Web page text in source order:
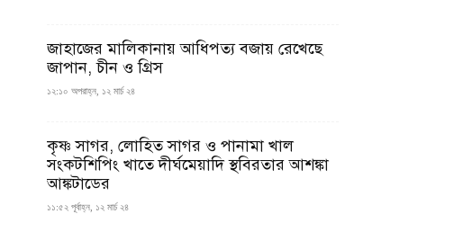
জাহাজের মালিকানায় আধিপত্য বজায় রেখেছে
জাপান, চীন ও গ্রিস
১২:১০ অপরাহ্ন, ১২ মার্চ ২৪
কৃষ্ণ সাগর, লোহিত সাগর ও পানামা খাল
সংকটশিপিং খাতে দীর্ঘমেয়াদি স্থবিরতার আশঙ্কা
আঙ্কটাডের
১১:৫২ পূর্বাহ্ন, ১২ মার্চ ২৪